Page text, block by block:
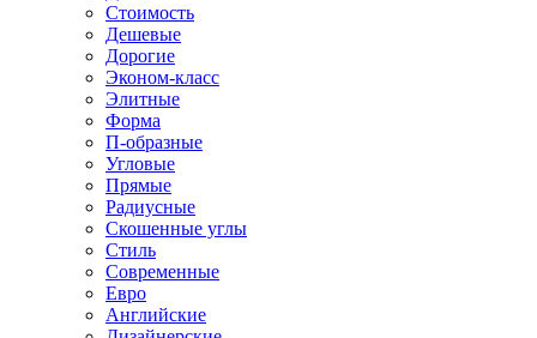
Стоимость
Дешевые
Дорогие
Эконом-класс
Элитные
Форма
П-образные
Угловые
Прямые
Радиусные
Скошенные углы
Стиль
Современные
Евро
Английские